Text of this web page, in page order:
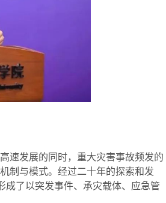
速发展的同时，重大灾害事故频发的
制与模式。经过二十年的探索和发
成了以突发事件、承灾载体、应急管